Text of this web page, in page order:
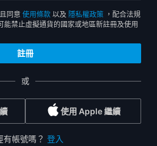
同意使用條款 以及 隱私權政策 ，配合法規
能禁止虛擬通貨的國家或地區新註冊及使用
或
使用 Apple 繼續
有帳號嗎？ 登入